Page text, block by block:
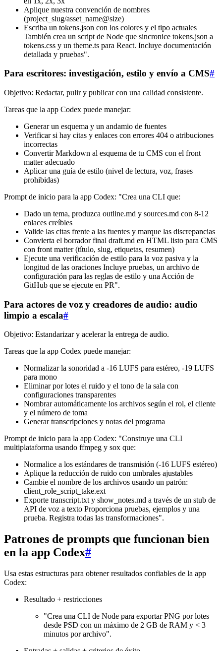
Aplique nuestra convención de nombres
(project_slug/asset_name@size)
Escriba un tokens.json con los colores y el tipo actuales
También crea un script de Node que sincronice tokens.json a
tokens.css y un theme.ts para React. Incluye documentación
detallada y pruebas".
Para escritores: investigación, estilo y envío a CMS#
Objetivo: Redactar, pulir y publicar con una calidad consistente.
Tareas que la app Codex puede manejar:
Generar un esquema y un andamio de fuentes
Verificar si hay citas y enlaces con errores 404 o atribuciones
incorrectas
Convertir Markdown al esquema de tu CMS con el front
matter adecuado
Aplicar una guía de estilo (nivel de lectura, voz, frases
prohibidas)
Prompt de inicio para la app Codex: "Crea una CLI que:
Dado un tema, produzca outline.md y sources.md con 8-12
enlaces creíbles
Valide las citas frente a las fuentes y marque las discrepancias
Convierta el borrador final draft.md en HTML listo para CMS
con front matter (título, slug, etiquetas, resumen)
Ejecute una verificación de estilo para la voz pasiva y la
longitud de las oraciones Incluye pruebas, un archivo de
configuración para las reglas de estilo y una Acción de
GitHub que se ejecute en PR".
Para actores de voz y creadores de audio: audio
limpio a escala#
Objetivo: Estandarizar y acelerar la entrega de audio.
Tareas que la app Codex puede manejar:
Normalizar la sonoridad a -16 LUFS para estéreo, -19 LUFS
para mono
Eliminar por lotes el ruido y el tono de la sala con
configuraciones transparentes
Nombrar automáticamente los archivos según el rol, el cliente
y el número de toma
Generar transcripciones y notas del programa
Prompt de inicio para la app Codex: "Construye una CLI
multiplataforma usando ffmpeg y sox que:
Normalice a los estándares de transmisión (-16 LUFS estéreo)
Aplique la reducción de ruido con umbrales ajustables
Cambie el nombre de los archivos usando un patrón:
client_role_script_take.ext
Exporte transcript.txt y show_notes.md a través de un stub de
API de voz a texto Proporciona pruebas, ejemplos y una
prueba. Registra todas las transformaciones".
Patrones de prompts que funcionan bien
en la app Codex#
Usa estas estructuras para obtener resultados confiables de la app
Codex:
Resultado + restricciones
"Crea una CLI de Node para exportar PNG por lotes
desde PSD con un máximo de 2 GB de RAM y < 3
minutos por archivo".